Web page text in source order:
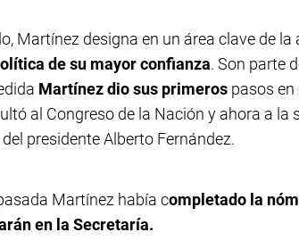
Martínez designa en un área clave de
de su mayor confianza. Son parte
Martínez dio sus primeros pasos
al Congreso de la Nación y ahora a la
presidente Alberto Fernández.
Martínez había completado la
en la Secretaría.